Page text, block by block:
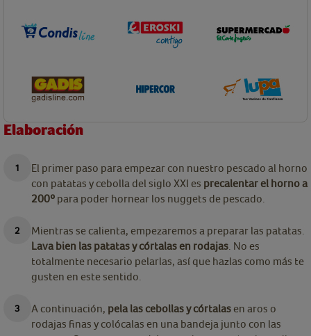
Elaboración
El primer paso para empezar con nuestro pescado al horno
con patatas y cebolla del siglo XXI es precalentar el horno a
200º para poder hornear los nuggets de pescado.
Mientras se calienta, empezaremos a preparar las patatas.
Lava bien las patatas y córtalas en rodajas . No es
totalmente necesario pelarlas, así que hazlas como más te
gusten en este sentido.
A continuación, pela las cebollas y córtalas en aros o
rodajas finas y colócalas en una bandeja junto con las